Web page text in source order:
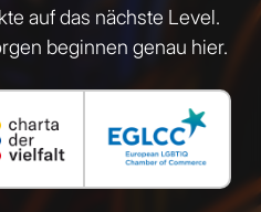
auf das nächste Level.
beginnen genau hier.